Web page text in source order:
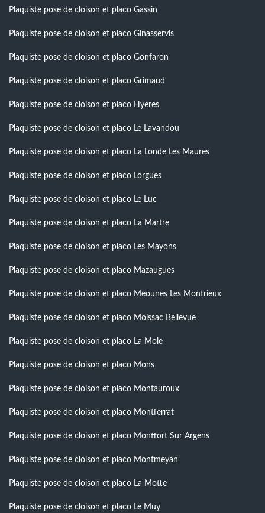
Plaquiste pose de cloison et placo Gassin
Plaquiste pose de cloison et placo Ginasservis
Plaquiste pose de cloison et placo Gonfaron
Plaquiste pose de cloison et placo Grimaud
Plaquiste pose de cloison et placo Hyeres
Plaquiste pose de cloison et placo Le Lavandou
Plaquiste pose de cloison et placo La Londe Les Maures
Plaquiste pose de cloison et placo Lorgues
Plaquiste pose de cloison et placo Le Luc
Plaquiste pose de cloison et placo La Martre
Plaquiste pose de cloison et placo Les Mayons
Plaquiste pose de cloison et placo Mazaugues
Plaquiste pose de cloison et placo Meounes Les Montrieux
Plaquiste pose de cloison et placo Moissac Bellevue
Plaquiste pose de cloison et placo La Mole
Plaquiste pose de cloison et placo Mons
Plaquiste pose de cloison et placo Montauroux
Plaquiste pose de cloison et placo Montferrat
Plaquiste pose de cloison et placo Montfort Sur Argens
Plaquiste pose de cloison et placo Montmeyan
Plaquiste pose de cloison et placo La Motte
Plaquiste pose de cloison et placo Le Muy